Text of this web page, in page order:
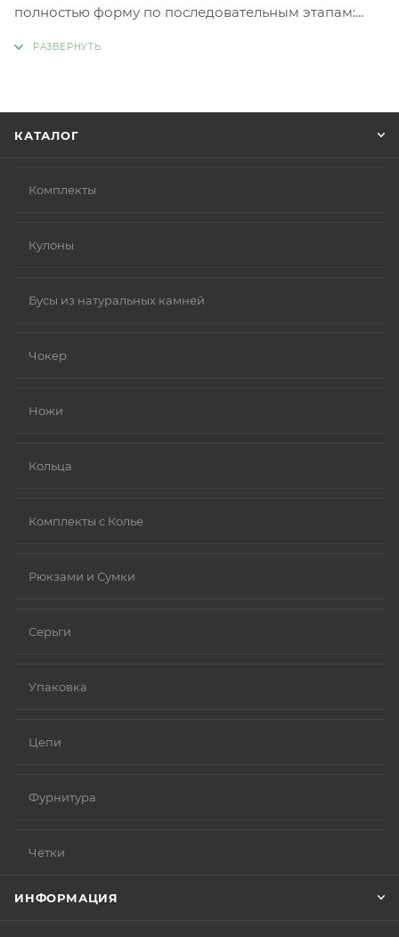
полностью форму по последовательным этапам:
КАТАЛОГ
Комплекты
Кулоны
Бусы из натуральных камней
Чокер
Ножи
Кольца
Комплекты с Колье
Рюкзами и Сумки
Серьги
Упаковка
Цепи
Фурнитура
Чётки
ИНФОРМАЦИЯ